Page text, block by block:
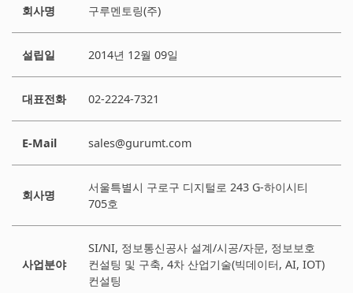
회사명 구루멘토링(주)
설립일 2014년 12월 09일
대표전화 02-2224-7321
E-Mail sales@gurumt.com
회사명
서울특별시 구로구 디지털로 243 G-하이시티
705호
사업분야
SI/NI, 정보통신공사 설계/시공/자문, 정보보호
컨설팅 및 구축, 4차 산업기술(빅데이터, AI, IOT)
컨설팅